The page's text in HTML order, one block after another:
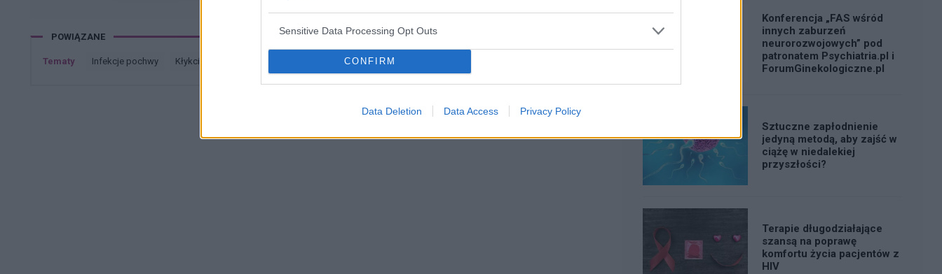
Sensitive Data Processing Opt Outs
CONFIRM
Data Deletion Data Access Privacy Policy
POWIĄZANE
Tematy infekcje pochwy kłykciny kończyste warga sromowa
Konferencja „FAS wśród
innych zaburzeń
neurorozwojowych” pod
patronatem Psychiatria.pl i
ForumGinekologiczne.pl
Sztuczne zapłodnienie
jedyną metodą, aby zajść w
ciążę w niedalekiej
przyszłości?
Terapie długodziałające
szansą na poprawę
komfortu życia pacjentów z
HIV